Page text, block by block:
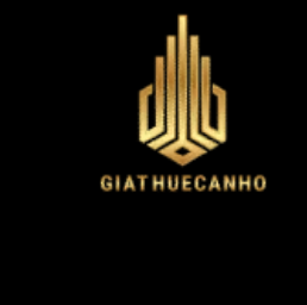
thương mại và văn
Kết nối đến các
🛍️ Mua sắm - Giải trí:
Diamond Plaza: 5 phút